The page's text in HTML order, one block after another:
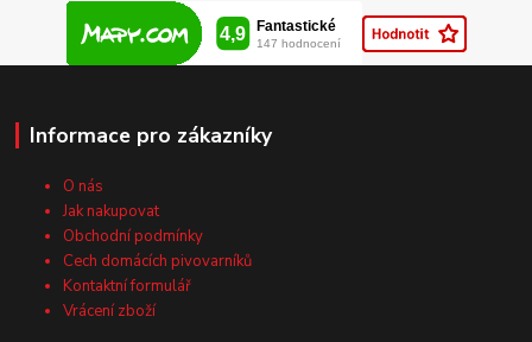
Informace pro zákazníky
O nás
Jak nakupovat
Obchodní podmínky
Cech domácích pivovarníků
Kontaktní formulář
Vrácení zboží